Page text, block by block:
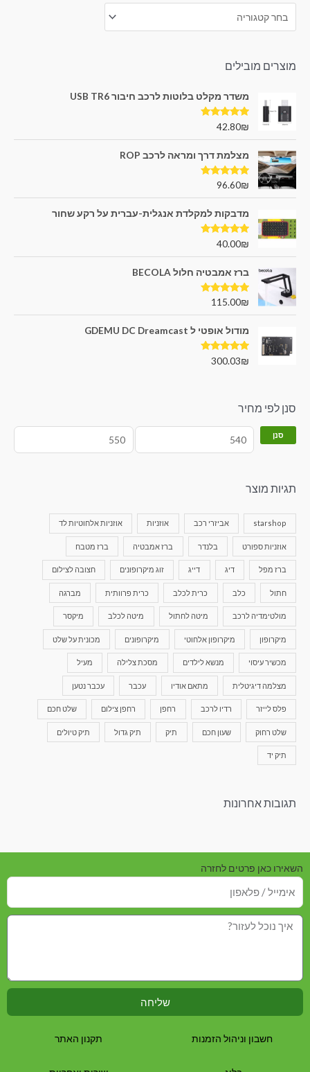
מוצרים מובילים
משדר מקלט בלוטות לרכב חיבור USB TR6
דורג5.00
42.80₪
מצלמת דרך ומראה לרכב ROP
דורג5.00
96.60₪
מדבקות למקלדת אנגלית-עברית על רקע שחור
דורג5.00
40.00₪
ברז אמבטיה חלול BECOLA
דורג5.00
115.00₪
מודול אופטי ל GDEMU DC Dreamcast
דורג5.00
300.03₪
סנן לפי מחיר
סנן
תגיות מוצר
starshop אביזרי רכב אוזניות אוזניות אלחוטיות לד
אוזניות ספורט בלנדר ברז אמבטיה ברז מטבח
ברז מפל דיג דייג זוג מיקרופונים חצובה לצילום
חתול כלב כרית לכלב כרית פרוותית מברגה
מולטימדיה לרכב מיטה לחתול מיטה לכלב מיקסר
מיקרופון מיקרופון אלחוטי מיקרופונים מכונית על שלט
מכשיר עיסוי מנשא לילדים מסכת צלילה מעיל
מצלמה דיגיטלית מתאם אודיו עכבר עכבר נטען
פלס לייזר רדיו לרכב רחפן רחפן צילום שלט חכם
שלט רחוק שעון חכם תיק תיק גדול תיק טיולים
תיק יד
תגובות אחרונות
השאירו כאן פרטים לחזרה
שליחה
חשבון וניהול הזמנות תקנון האתר